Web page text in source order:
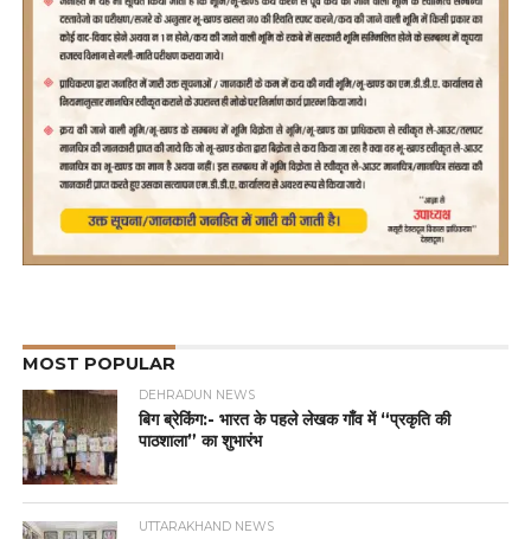
MOST POPULAR
DEHRADUN NEWS
बिग ब्रेकिंग:- भारत के पहले लेखक गाँव में “प्रकृति की
पाठशाला” का शुभारंभ
UTTARAKHAND NEWS